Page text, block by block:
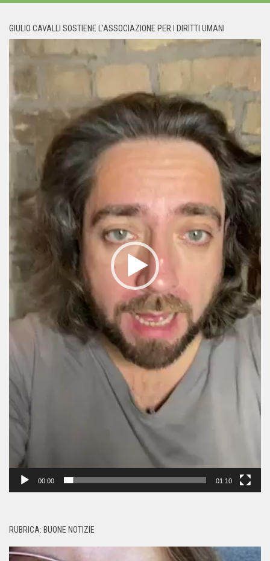
GIULIO CAVALLI SOSTIENE L’ASSOCIAZIONE PER I DIRITTI UMANI
Player
00:00 01:10
RUBRICA: BUONE NOTIZIE